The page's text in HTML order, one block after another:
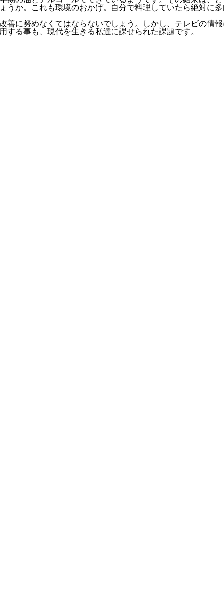
うか。これも環境のおかげ。自分で料理していたら絶対に
に努めなくてはならないでしょう。しかし、テレビの情
る事も、現代を生きる私達に課せられた課題です。